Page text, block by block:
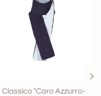
Classico "Caro Azzurro-